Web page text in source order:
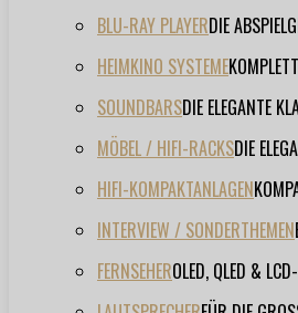
BLU-RAY PLAYERDIE
HEIMKINO SYSTEME
SOUNDBARSDIE ELEGANTE
MÖBEL / HIFI-RACKSDIE
HIFI-KOMPAKTANLAGEN
INTERVIEW / SONDERTHEMEN
FERNSEHEROLED, QLED &